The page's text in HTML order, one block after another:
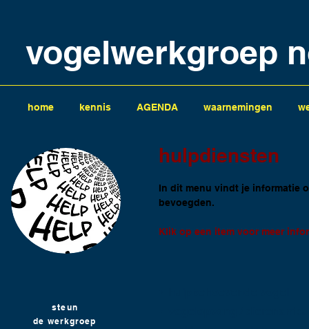
steun
de werkgroep
hulpdiensten
In dit menu vindt je informatie
bevoegden.
Klik op een item voor meer
vogelwerkgroep
home kennis AGENDA waarnemingen